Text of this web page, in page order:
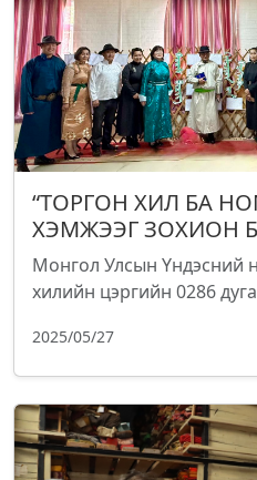
“ТОРГОН ХИЛ БА
ХЭМЖЭЭГ ЗОХИОН
Монгол Улсын Үндэсний
хилийн цэргийн 0286
2025/05/27